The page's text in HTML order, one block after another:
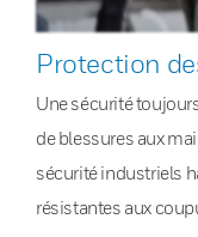
Protection
Une sécurité
de blessures aux
sécurité industriels
résistantes aux